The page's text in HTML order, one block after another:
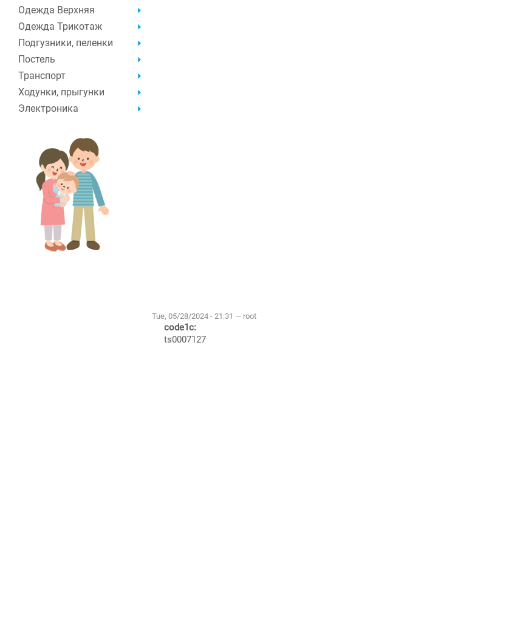
Tue, 05/28/2024 - 21:31 — root
code1c:
ts0007127
Одежда Верхняя
Одежда Трикотаж
Подгузники, пеленки
Постель
Транспорт
Ходунки, прыгунки
Электроника